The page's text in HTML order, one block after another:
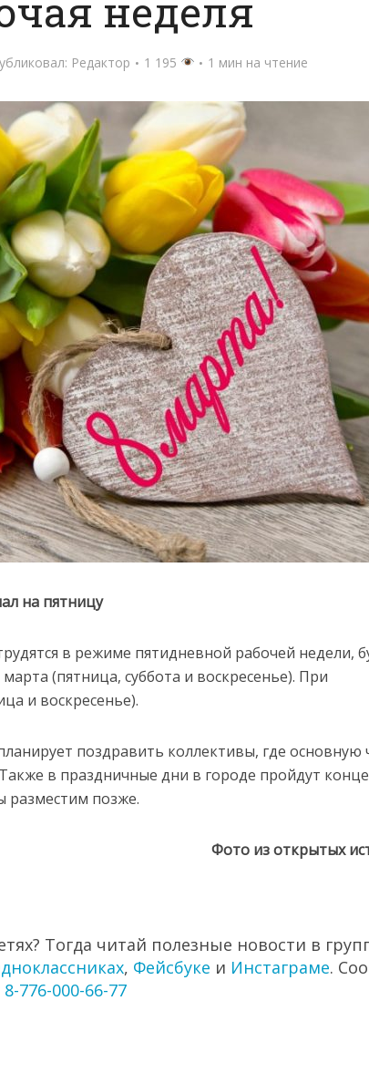
неделя
Редактор 1 195 1 мин на чтение
на пятницу
в режиме пятидневной рабочей недели,
(пятница, суббота и воскресенье). При
и воскресенье).
поздравить коллективы, где основную
в праздничные дни в городе пройдут
позже.
Фото из открытых
Тогда читай полезные новости в
, Фейсбуке и Инстаграме.
8-776-000-66-77